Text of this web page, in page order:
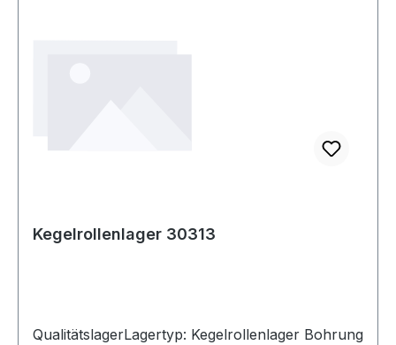
Kegelrollenlager 30313
QualitätslagerLagertyp: Kegelrollenlager Bohrung